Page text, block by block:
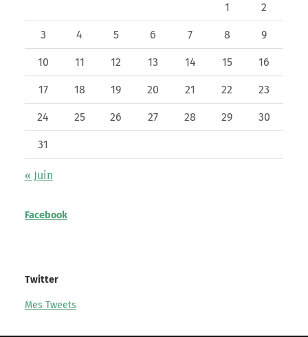
1 2
3 4 5 6 7 8 9
10 11 12 13 14 15 16
17 18 19 20 21 22 23
24 25 26 27 28 29 30
31
« Juin
Facebook
Twitter
Mes Tweets